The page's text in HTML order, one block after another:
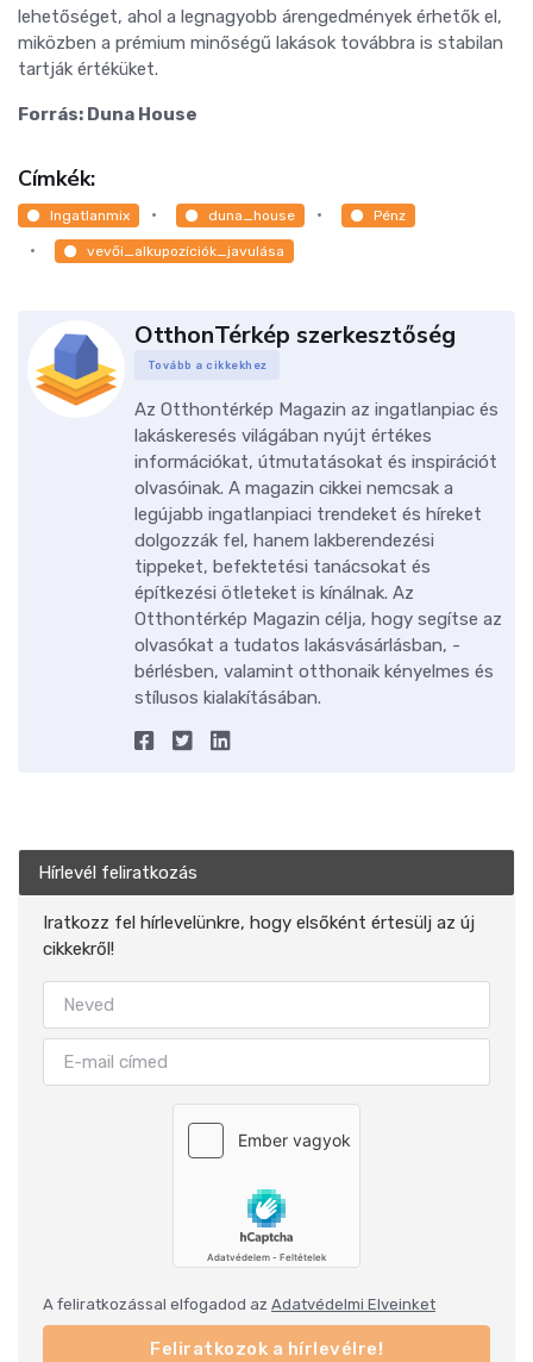
lehetőséget, ahol a legnagyobb árengedmények érhetők el,
miközben a prémium minőségű lakások továbbra is stabilan
tartják értéküket.
Forrás: Duna House
Címkék:
Ingatlanmix duna_house Pénz
vevői_alkupozíciók_javulása
OtthonTérkép szerkesztőség
Tovább a cikkekhez
Az Otthontérkép Magazin az ingatlanpiac és
lakáskeresés világában nyújt értékes
információkat, útmutatásokat és inspirációt
olvasóinak. A magazin cikkei nemcsak a
legújabb ingatlanpiaci trendeket és híreket
dolgozzák fel, hanem lakberendezési
tippeket, befektetési tanácsokat és
építkezési ötleteket is kínálnak. Az
Otthontérkép Magazin célja, hogy segítse az
olvasókat a tudatos lakásvásárlásban, -
bérlésben, valamint otthonaik kényelmes és
stílusos kialakításában.
Hírlevél feliratkozás
Iratkozz fel hírlevelünkre, hogy elsőként értesülj az új
cikkekről!
A feliratkozással elfogadod az Adatvédelmi Elveinket
Feliratkozok a hírlevélre!